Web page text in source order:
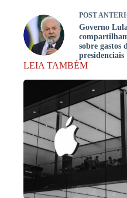
POST
Governo
sobre gastos
presidenciais
LEIA TAMBÉM